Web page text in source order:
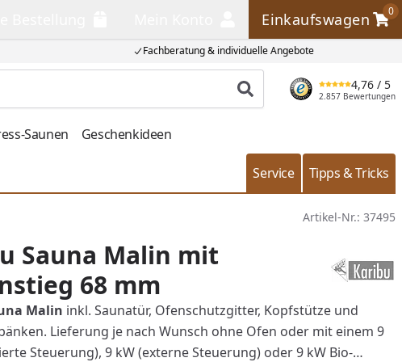
Fachberatung & individuelle Angebote
Einkaufswagen
0
Einkaufswagen
Produkt suchen
4,76 / 5
2.857 Bewertungen
Saunen Geschenkideen
Service Tipps & Tricks
Artikel-Nr.: 37495
Sauna Malin mit
68 mm
Malin inkl. Saunatür, Ofenschutzgitter, Kopfstütze und
Lieferung je nach Wunsch ohne Ofen oder mit einem 9
Steuerung), 9 kW (externe Steuerung) oder 9 kW Bio-